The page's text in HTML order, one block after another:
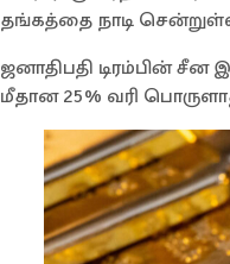
தங்கத்தை நாடி
ஜனாதிபதி டிரம்பின் சீன
மீதான 25% வரி